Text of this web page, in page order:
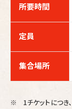
所要時間
定員
集合場所
※
1チケットにつき